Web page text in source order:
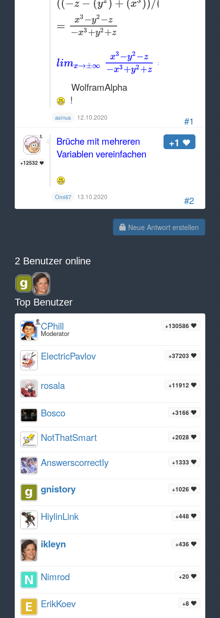
#1
WolframAlpha
!
asinus 12.10.2020
#2
+12532
+1
Brüche mit mehreren
Variablen vereinfachen
Omi67 13.10.2020
Neue Antwort erstellen
2 Benutzer online
Top Benutzer
+130586
CPhill
Moderator
+37203
ElectricPavlov
+11912
rosala
+3166
Bosco
+2028
NotThatSmart
+1333
AnswerscorrectIy
+1026
gnistory
+448
HiylinLink
+436
ikleyn
+20
Nimrod
+8
ErikKoev